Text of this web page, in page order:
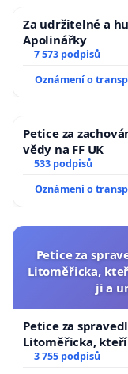
Za udržitelné a
Apolinářky
7 573 podpisů
Oznámení o
Petice za
vědy na FF UK
533 podpisů
Oznámení o
Petice za
Litoměřicka,
ji a
Petice za
Litoměřicka,
a umírání zvířete
3 755 podpisů